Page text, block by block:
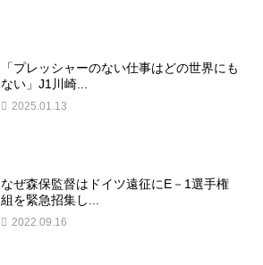
「プレッシャーのない仕事はどの世界にも
ない」J1川崎...
2025.01.13
なぜ森保監督はドイツ遠征にE－1選手権
組を緊急招集し...
2022.09.16